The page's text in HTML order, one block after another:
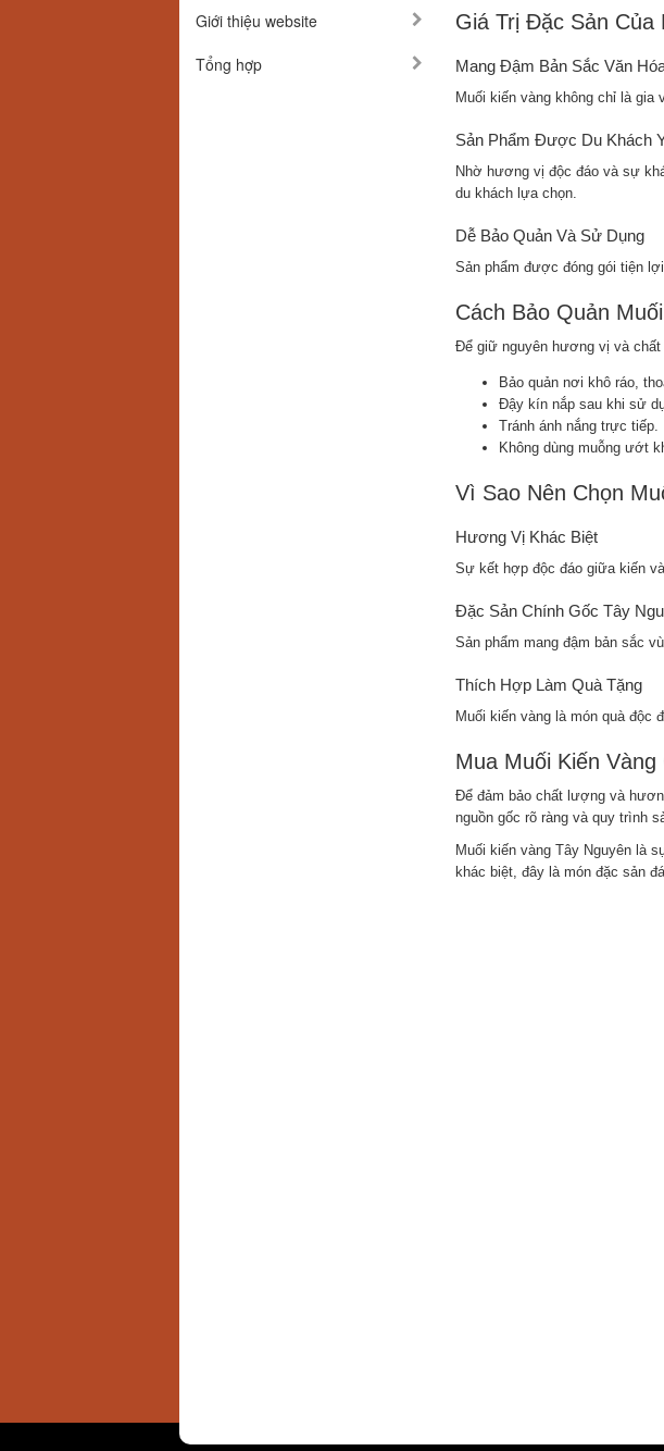
Giới thiệu website
Tổng hợp
Giá Trị Đặc Sản Của
Mang Đậm Bản Sắc Văn
Muối kiến vàng không chỉ là gia
Sản Phẩm Được Du Khách
Nhờ hương vị độc đáo và sự
du khách lựa chọn.
Dễ Bảo Quản Và Sử Dụng
Sản phẩm được đóng gói tiện
Cách Bảo Quản
Để giữ nguyên hương vị và
Bảo quản nơi khô ráo,
Đậy kín nắp sau khi sử
Tránh ánh nắng trực tiếp.
Không dùng muỗng ướt
Vì Sao Nên Chọn
Hương Vị Khác Biệt
Sự kết hợp độc đáo giữa kiến
Đặc Sản Chính Gốc Tây
Sản phẩm mang đậm bản sắc
Thích Hợp Làm Quà Tặng
Muối kiến vàng là món quà độc
Mua Muối Kiến
Để đảm bảo chất lượng và
nguồn gốc rõ ràng và quy trình
Muối kiến vàng Tây Nguyên là
khác biệt, đây là món đặc sản